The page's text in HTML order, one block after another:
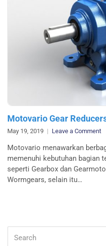
Motovario Gear
May 19, 2019 Leave a Commenton
Motovario menawarkan
memenuhi kebutuhan bagian
seperti Gearbox dan
Wormgears, selain itu…
FOR: